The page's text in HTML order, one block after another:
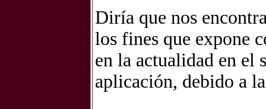
Diría que nos
los fines que expone
en la actualidad en el
aplicación, debido a